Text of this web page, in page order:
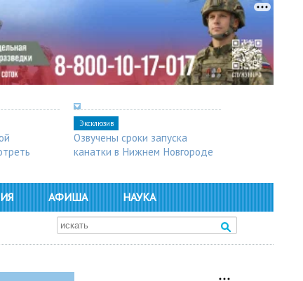
Эксклюзив
Озвучены сроки запуска
канатки в Нижнем Новгороде
АФИША НАУКА